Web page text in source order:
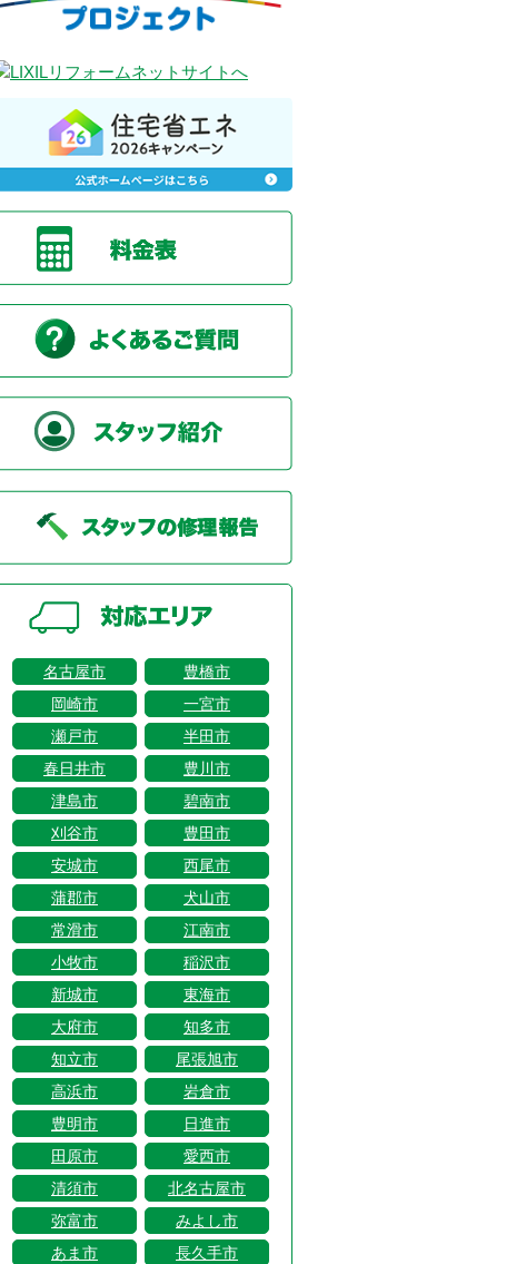
名古屋市
豊橋市
岡崎市
一宮市
瀬戸市
半田市
春日井市
豊川市
津島市
碧南市
刈谷市
豊田市
安城市
西尾市
蒲郡市
犬山市
常滑市
江南市
小牧市
稲沢市
新城市
東海市
大府市
知多市
知立市
尾張旭市
高浜市
岩倉市
豊明市
日進市
田原市
愛西市
清須市
北名古屋市
弥富市
みよし市
あま市
長久手市